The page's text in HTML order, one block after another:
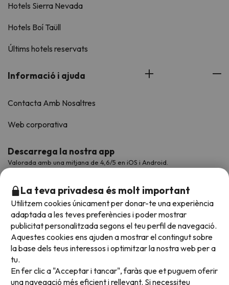
Hotels Sierra Nevada
Hotels Boí Taüll
Últims hotels reservats
Informació i ajuda
Contacta Amb Nosaltres
Web corporativa
Descarrega la nostra app
Valorada amb una mitjana de 4,6/5 en iOS i Android.
Acceptem
La teva privadesa és molt important
Utilitzem cookies únicament per donar-te una experiència
adaptada a les teves preferències i poder mostrar
publicitat personalitzada segons el teu perfil de navegació.
Aquestes cookies ens ajuden a mostrar el contingut sobre
la base dels teus interessos i optimitzar la nostra web per a
tu.
En fer clic a "Acceptar i tancar", faràs que et puguem oferir
una navegació més eficient i rellevant. Si necessiteu